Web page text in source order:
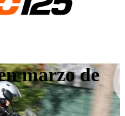
marzo de